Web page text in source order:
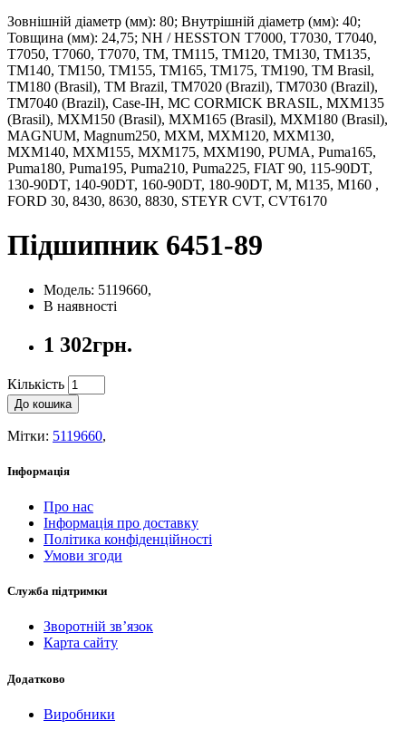
Зовнішній діаметр (мм): 80; Внутрішній діаметр (мм): 40;
Товщина (мм): 24,75; NH / HESSTON T7000, T7030, T7040,
T7050, T7060, T7070, TM, TM115, TM120, TM130, TM135,
TM140, TM150, TM155, TM165, TM175, TM190, TM Brasil,
TM180 (Brasil), TM Brazil, TM7020 (Brazil), TM7030 (Brazil),
TM7040 (Brazil), Case-IH, MC CORMICK BRASIL, MXM135
(Brasil), MXM150 (Brasil), MXM165 (Brasil), MXM180 (Brasil),
MAGNUM, Magnum250, MXM, MXM120, MXM130,
MXM140, MXM155, MXM175, MXM190, PUMA, Puma165,
Puma180, Puma195, Puma210, Puma225, FIAT 90, 115-90DT,
130-90DT, 140-90DT, 160-90DT, 180-90DT, M, M135, M160 ,
FORD 30, 8430, 8630, 8830, STEYR CVT, CVT6170
Підшипник 6451-89
Модель: 5119660,
В наявності
1 302грн.
Кількість
До кошика
Мітки: 5119660,
Інформація
Про нас
Інформація про доставку
Політика конфіденційності
Умови згоди
Служба підтримки
Зворотній зв’язок
Карта сайту
Додатково
Виробники